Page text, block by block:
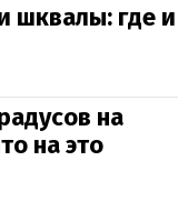
шквалы: где и
на
на это